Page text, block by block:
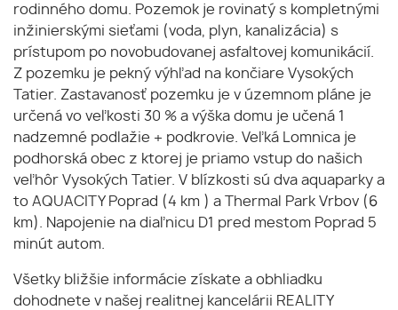
rodinného domu. Pozemok je rovinatý s kompletnými
inžinierskými sieťami (voda, plyn, kanalizácia) s
prístupom po novobudovanej asfaltovej komunikácií.
Z pozemku je pekný výhľad na končiare Vysokých
Tatier. Zastavanosť pozemku je v územnom pláne je
určená vo veľkosti 30 % a výška domu je učená 1
nadzemné podlažie + podkrovie. Veľká Lomnica je
podhorská obec z ktorej je priamo vstup do našich
veľhôr Vysokých Tatier. V blízkosti sú dva aquaparky a
to AQUACITY Poprad (4 km ) a Thermal Park Vrbov (6
km). Napojenie na diaľnicu D1 pred mestom Poprad 5
minút autom.
Všetky bližšie informácie získate a obhliadku
dohodnete v našej realitnej kancelárii REALITY